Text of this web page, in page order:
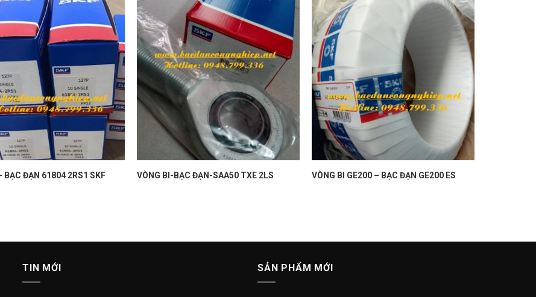
BẠC ĐẠN 61804 2RS1 SKF VÒNG BI-BẠC ĐẠN-SAA50 TXE 2LS VÒNG BI GE200 – BẠC ĐẠN GE200 ES
TIN MỚI SẢN PHẨM MỚI